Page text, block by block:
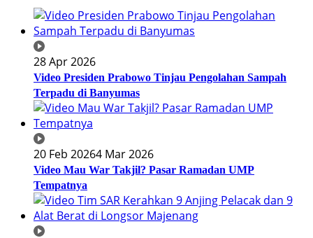
28 Apr 2026
Video Presiden Prabowo Tinjau Pengolahan Sampah
Terpadu di Banyumas
20 Feb 20264 Mar 2026
Video Mau War Takjil? Pasar Ramadan UMP
Tempatnya